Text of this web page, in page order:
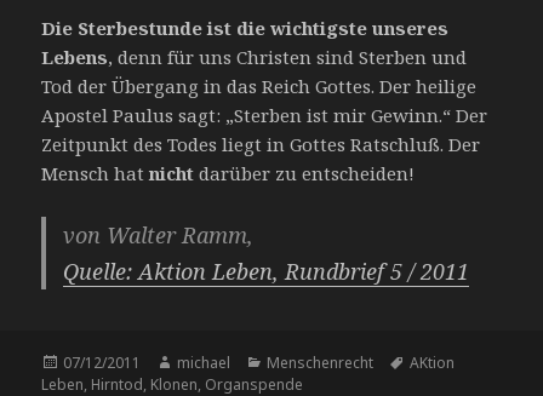
Die Sterbestunde ist die wichtigste unseres
Lebens, denn für uns Christen sind Sterben und
Tod der Übergang in das Reich Gottes. Der heilige
Apostel Paulus sagt: „Sterben ist mir Gewinn.“ Der
Zeitpunkt des Todes liegt in Gottes Ratschluß. Der
Mensch hatnichtdarüber zu entscheiden!
von Walter Ramm,
Quelle: Aktion Leben, Rundbrief 5 / 2011
Veröffentlicht
am
07/12/2011 Autor
michael Kategorien
Menschenrecht Schlagwörter
AKtion
Leben, Hirntod, Klonen, Organspende